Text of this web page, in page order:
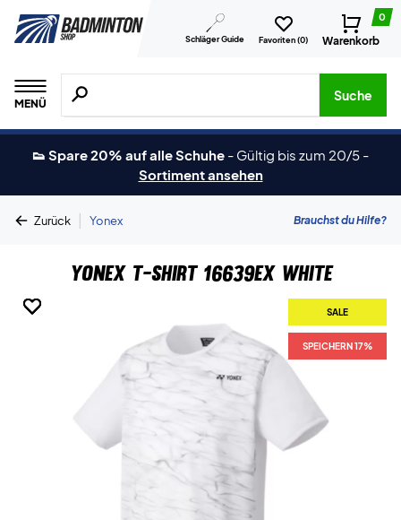
Schläger Guide Favoriten (0)
0
Warenkorb
MENÜ
Suche nach Produkten, Marken usw.
Suche
👟 Spare 20% auf alle Schuhe - Gültig bis zum 20/5 -
Sortiment ansehen
Zurück | Yonex Brauchst du Hilfe?
Yonex T-shirt 16639EX White
SALE
SPEICHERN 17%
SALE
SPEICHERN 17%
SALE
SPEICHERN 17%
SALE
SPEICHERN 17%
SALE
SPEICHERN 17%
SALE
SPEICHERN 17%